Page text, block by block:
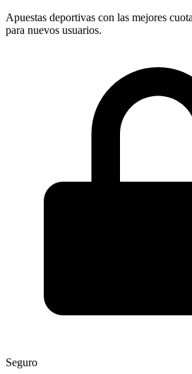
Apuestas deportivas con las mejores
para nuevos usuarios.
Seguro